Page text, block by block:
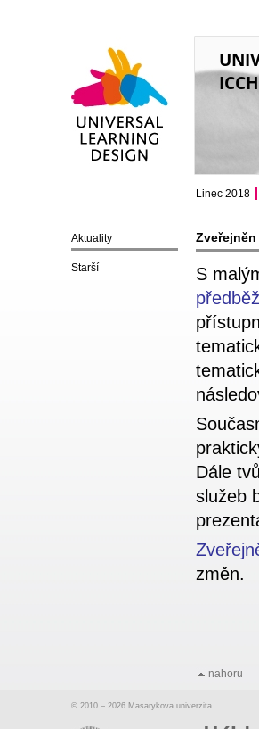
S
Dále
služeb
změn.
Aktuality
Starší
Linec 2018
nahoru
© 2010 – 2026 Masarykova univerzita